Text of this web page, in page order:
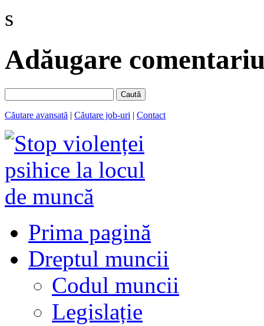
s
Adăugare
Caută
Căutare avansată | Căutare job-uri | Contact
Prima pagină
Dreptul muncii
Codul muncii
Legislație